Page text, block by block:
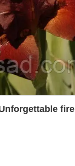
fire